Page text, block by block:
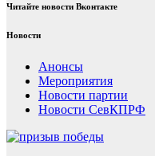
Читайте новости Вконтакте
Новости
Анонсы
Мероприятия
Новости партии
Новости СевКПРФ